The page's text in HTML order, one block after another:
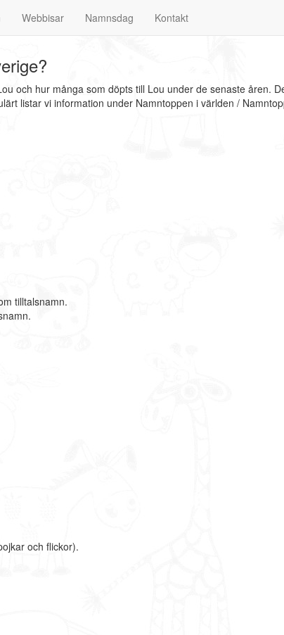
Webbisar Namnsdag Kontakt
och hur många som döpts till Lou under de senaste åren.
listar vi information under Namntoppen i världen /
tilltalsnamn.
och flickor).